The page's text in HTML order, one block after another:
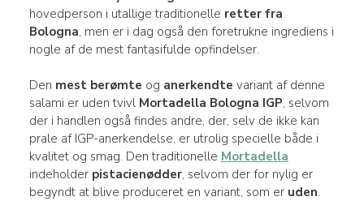
hovedperson i utallige traditionelle retter fra
Bologna, men er i dag også den foretrukne ingrediens i
nogle af de mest fantasifulde opfindelser.
Den mest berømte og anerkendte variant af denne
salami er uden tvivl Mortadella Bologna IGP, selvom
der i handlen også findes andre, der, selv de ikke kan
prale af IGP-anerkendelse, er utrolig specielle både i
kvalitet og smag. Den traditionelle Mortadella
indeholder pistacienødder, selvom der for nylig er
begyndt at blive produceret en variant, som er uden.